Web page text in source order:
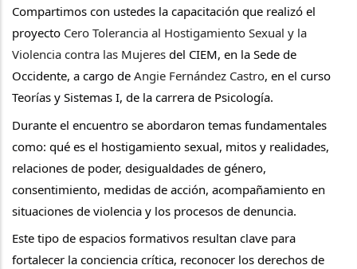
Compartimos con ustedes la capacitación que realizó el
proyecto Cero Tolerancia al Hostigamiento Sexual y la
Violencia contra las Mujeres del CIEM, en la Sede de
Occidente, a cargo de Angie Fernández Castro, en el curso
Teorías y Sistemas I, de la carrera de Psicología.
Durante el encuentro se abordaron temas fundamentales
como: qué es el hostigamiento sexual, mitos y realidades,
relaciones de poder, desigualdades de género,
consentimiento, medidas de acción, acompañamiento en
situaciones de violencia y los procesos de denuncia.
Este tipo de espacios formativos resultan clave para
fortalecer la conciencia crítica, reconocer los derechos de